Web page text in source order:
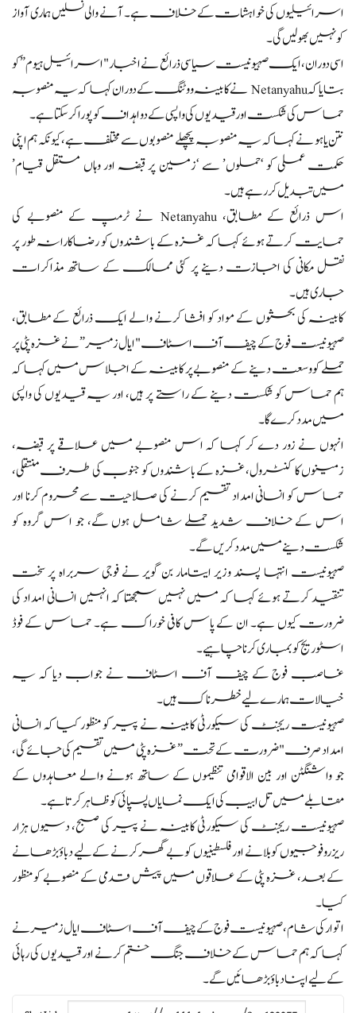
اسرائیلیوں کی خواہشات کے خلاف ہے۔ آنے والی نسلیں ہماری آواز
کو نہیں بھولیں گی۔
اسی دوران، ایک صہیونیست سیاسی ذرائع نے اخبار "اسرائیل ہیوم” کو
بتایا کہ Netanyahu نے کابینہ ووٹنگ کے دوران کہا کہ یہ منصوبہ
حماس کی شکست اور قیدیوں کی واپسی کے دو اہداف کو پورا کر سکتا ہے۔
نتن یاہو نے کہا کہ یہ منصوبہ پچھلے منصوبوں سے مختلف ہے، کیونکہ ہم اپنی
حکمت عملی کو ‘حملوں’ سے ‘زمین پر قبضہ اور وہاں مستقل قیام’
میں تبدیل کر رہے ہیں۔
اس ذرائع کے مطابق، Netanyahu نے ٹرمپ کے منصوبے کی
حمایت کرتے ہوئے کہا کہ غزہ کے باشندوں کو رضاکارانہ طور پر
نقل مکانی کی اجازت دینے پر کئی ممالک کے ساتھ مذاکرات
جاری ہیں۔
کابینہ کی بحثوں کے مواد کو افشا کرنے والے ایک ذرائع کے مطابق،
صہیونیست فوج کے چیف آف اسٹاف "ایال زمیر” نے غزہ پٹی پر
حملے کو وسعت دینے کے منصوبے پر کابینہ کے اجلاس میں کہا کہ
ہم حماس کو شکست دینے کے راستے پر ہیں، اور یہ قیدیوں کی واپسی
میں مدد کرے گا۔
انہوں نے زور دے کر کہا کہ اس منصوبے میں علاقے پر قبضہ،
زمینوں کا کنٹرول، غزہ کے باشندوں کو جنوب کی طرف منتقلی،
حماس کو انسانی امداد تقسیم کرنے کی صلاحیت سے محروم کرنا اور
اس کے خلاف شدید حملے شامل ہوں گے، جو اس گروہ کو
شکست دینے میں مدد کریں گے۔
صہیونیست انتہا پسند وزیر ایتامار بن گویر نے فوجی سربراہ پر سخت
تنقید کرتے ہوئے کہا کہ میں نہیں سمجھتا کہ انہیں انسانی امداد کی
ضرورت کیوں ہے۔ ان کے پاس کافی خوراک ہے۔ حماس کے فوڈ
اسٹوریج کو بمباری کرنا چاہیے۔
غاصب فوج کے چیف آف اسٹاف نے جواب دیا کہ یہ
خیالات ہمارے لیے خطرناک ہیں۔
صہیونیست ریجنٹ کی سیکورٹی کابینہ نے پیر کو منظور کیا کہ انسانی
امداد صرف "ضرورت کے تحت” غزہ پٹی میں تقسیم کی جائے گی،
جو واشنگٹن اور بین الاقوامی تنظیموں کے ساتھ ہونے والے معاہدوں کے
مقابلے میں تل ابیب کی ایک نمایاں پسپائی کو ظاہر کرتا ہے۔
صہیونیست ریجنٹ کی سیکورٹی کابینہ نے پیر کی صبح، دسیوں ہزار
ریزرو فوجیوں کو بلانے اور فلسطینیوں کو بے گھر کرنے کے لیے دباؤ بڑھانے
کے بعد، غزہ پٹی کے علاقوں میں پیش قدمی کے منصوبے کو منظور
کیا۔
اتوار کی شام، صہیونیست فوج کے چیف آف اسٹاف ایال زمیر نے
کہا کہ ہم حماس کے خلاف جنگ ختم کرنے اور قیدیوں کی رہائی
کے لیے اپنا دباؤ بڑھائیں گے۔